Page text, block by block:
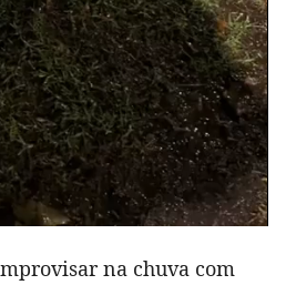
na chuva com